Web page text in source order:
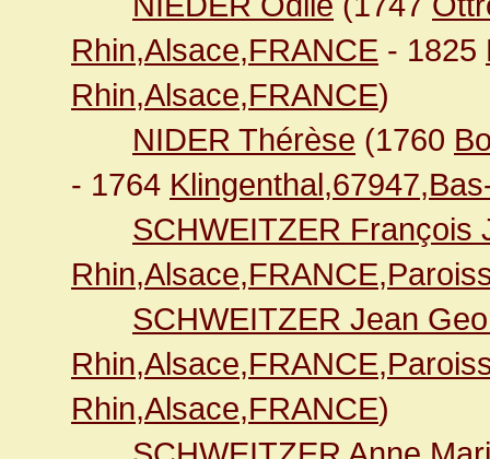
Rhin,Alsace,FRANCE - 1825
Rhin,Alsace,FRANCE)
NIDER Thérèse (1760
- 1764
SCHWEITZER François
SCHWEITZER Jean
Rhin,Alsace,FRANCE)